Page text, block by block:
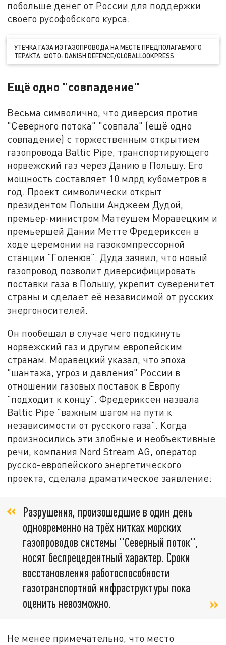
побольше денег от России для поддержки
своего русофобского курса.
УТЕЧКА ГАЗА ИЗ ГАЗОПРОВОДА НА МЕСТЕ ПРЕДПОЛАГАЕМОГО
ТЕРАКТА. ФОТО: DANISH DEFENCE/GLOBALLOOKPRESS
Ещё одно "совпадение"
Весьма символично, что диверсия против
"Северного потока" "совпала" (ещё одно
совпадение) с торжественным открытием
газопровода Baltic Pipe, транспортирующего
норвежский газ через Данию в Польшу. Его
мощность составляет 10 млрд кубометров в
год. Проект символически открыт
президентом Польши Анджеем Дудой,
премьер-министром Матеушем Моравецким и
премьершей Дании Метте Фредериксен в
ходе церемонии на газокомпрессорной
станции "Голенюв". Дуда заявил, что новый
газопровод позволит диверсифицировать
поставки газа в Польшу, укрепит суверенитет
страны и сделает её независимой от русских
энергоносителей.
Он пообещал в случае чего подкинуть
норвежский газ и другим европейским
странам. Моравецкий указал, что эпоха
"шантажа, угроз и давления" России в
отношении газовых поставок в Европу
"подходит к концу". Фредериксен назвала
Baltic Pipe "важным шагом на пути к
независимости от русского газа". Когда
произносились эти злобные и необъективные
речи, компания Nord Stream AG, оператор
русско-европейского энергетического
проекта, сделала драматическое заявление:
Разрушения, произошедшие в один день
одновременно на трёх нитках морских
газопроводов системы "Северный поток",
носят беспрецедентный характер. Сроки
восстановления работоспособности
газотранспортной инфраструктуры пока
оценить невозможно.
Не менее примечательно, что место